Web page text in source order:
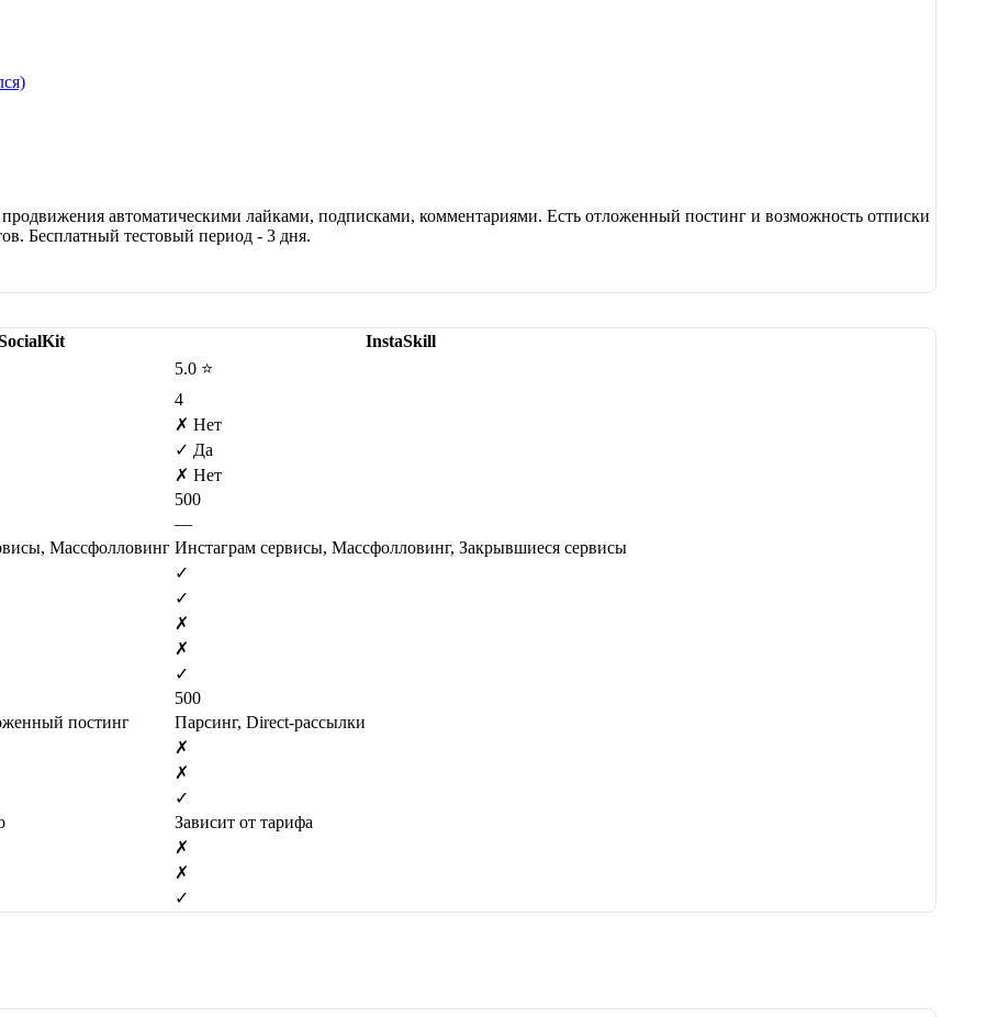
автоматическими лайками, подписками, комментариями. Есть отложенный постинг и возможность отписки
Бесплатный тестовый период - 3 дня.
InstaSkill
5.0 ⭐
4
✗ Нет
✓ Да
✗ Нет
500
—
Массфолловинг Инстаграм сервисы, Массфолловинг, Закрывшиеся сервисы
✓
✓
✗
✗
✓
500
постинг
Парсинг, Direct-рассылки
✗
✗
✓
Зависит от тарифа
✗
✗
✓